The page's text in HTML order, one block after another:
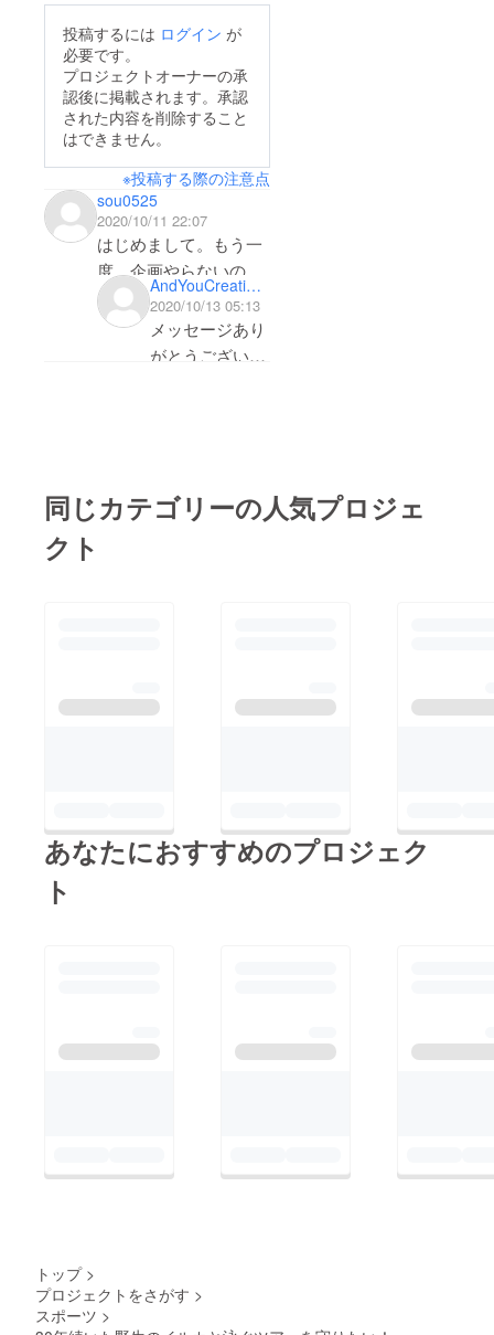
投稿するには ログイン が
必要です。
プロジェクトオーナーの承
認後に掲載されます。承認
された内容を削除すること
はできません。
※投稿する際の注意点
sou0525
2020/10/11 22:07
はじめまして。もう一
度、企画やらないので
しょうか？
AndYouCreations
2020/10/13 05:13
メッセージあり
がとうございま
だくかもしれま
同じカテゴリーの人気プロジェ
クト
あなたにおすすめのプロジェク
ト
トップ >
プロジェクトをさがす >
スポーツ >